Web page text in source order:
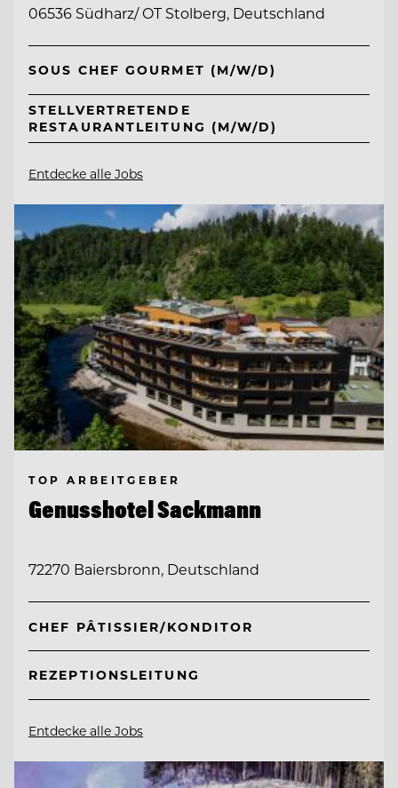
06536 Südharz/ OT Stolberg, Deutschland
SOUS CHEF GOURMET (M/W/D)
STELLVERTRETENDE
RESTAURANTLEITUNG (M/W/D)
Entdecke alle Jobs
TOP ARBEITGEBER
Genusshotel Sackmann
72270 Baiersbronn, Deutschland
CHEF PÂTISSIER/KONDITOR
REZEPTIONSLEITUNG
Entdecke alle Jobs